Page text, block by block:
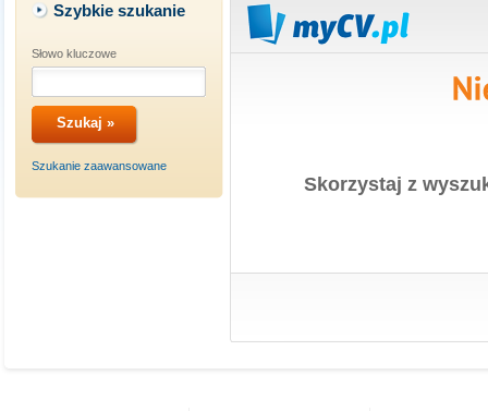
Szybkie szukanie
Słowo kluczowe
Szukanie zaawansowane
Skorzystaj z